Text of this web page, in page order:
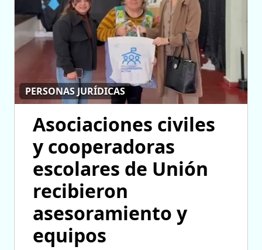
PERSONAS JURÍDICAS
Asociaciones civiles
y cooperadoras
escolares de Unión
recibieron
asesoramiento y
equipos